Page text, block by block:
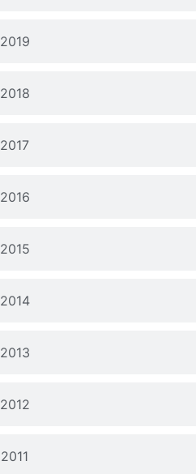
2019
2018
2017
2016
2015
2014
2013
2012
2011